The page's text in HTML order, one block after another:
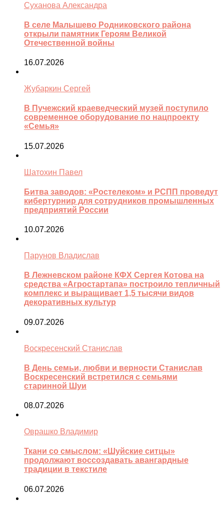
Суханова Александра
В селе Малышево Родниковского района
открыли памятник Героям Великой
Отечественной войны
16.07.2026
Жубаркин Сергей
В Пучежский краеведческий музей поступило
современное оборудование по нацпроекту
«Семья»
15.07.2026
Шатохин Павел
Битва заводов: «Ростелеком» и РСПП проведут
кибертурнир для сотрудников промышленных
предприятий России
10.07.2026
Парунов Владислав
В Лежневском районе КФХ Сергея Котова на
средства «Агростартапа» построило тепличный
комплекс и выращивает 1,5 тысячи видов
декоративных культур
09.07.2026
Воскресенский Станислав
В День семьи, любви и верности Станислав
Воскресенский встретился с семьями
старинной Шуи
08.07.2026
Оврашко Владимир
Ткани со смыслом: «Шуйские ситцы»
продолжают воссоздавать авангардные
традиции в текстиле
06.07.2026